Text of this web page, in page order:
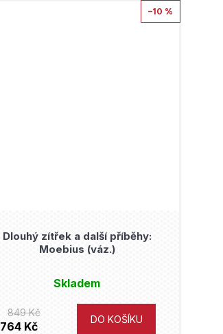
–10 %
Dlouhý zítřek a další příběhy:
Moebius (váz.)
Skladem
849 Kč
764 Kč
DO KOŠÍKU